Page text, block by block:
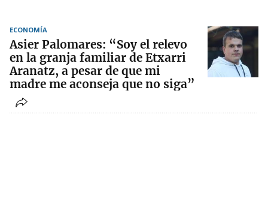
ECONOMÍA
Asier Palomares: “Soy el relevo
en la granja familiar de Etxarri
Aranatz, a pesar de que mi
madre me aconseja que no siga”